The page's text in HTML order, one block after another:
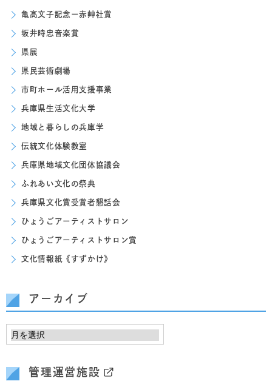
亀高文子記念ー赤艸社賞
坂井時忠音楽賞
県展
県民芸術劇場
市町ホール活用支援事業
兵庫県生活文化大学
地域と暮らしの兵庫学
伝統文化体験教室
兵庫県地域文化団体協議会
ふれあい文化の祭典
兵庫県文化賞受賞者懇話会
ひょうごアーティストサロン
ひょうごアーティストサロン賞
文化情報紙《すずかけ》
アーカイブ
管理運営施設